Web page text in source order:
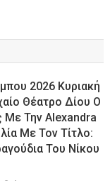
2026 Κυριακή
Θέατρο Δίου Ο
Την Alexandra
Με Τον Τίτλο:
Του Νίκου